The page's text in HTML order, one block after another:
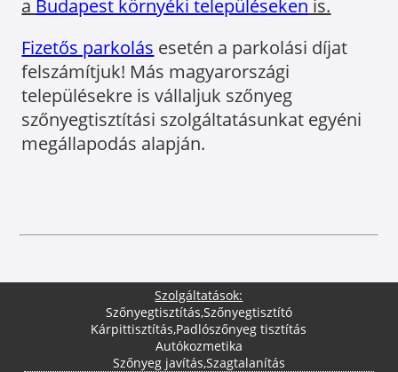
a Budapest környéki településeken is.
Fizetős parkolás esetén a parkolási díjat
felszámítjuk! Más magyarországi
településekre is vállaljuk szőnyeg
szőnyegtisztítási szolgáltatásunkat egyéni
megállapodás alapján.
Szolgáltatások:
Szőnyegtisztítás,Szőnyegtisztító
Kárpittisztítás,Padlószőnyeg tisztítás
Autókozmetika
Szőnyeg javítás,Szagtalanítás